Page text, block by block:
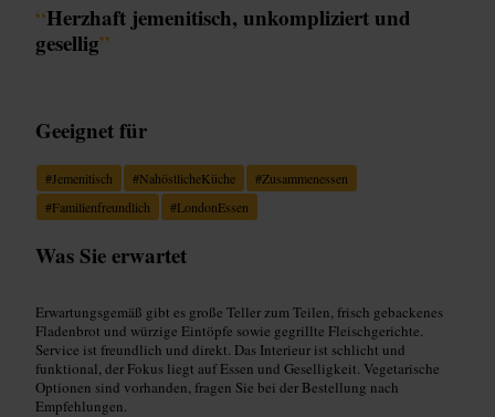
“Herzhaft jemenitisch, unkompliziert und
gesellig”
Geeignet für
#Jemenitisch #NahöstlicheKüche #Zusammenessen
#Familienfreundlich #LondonEssen
Was Sie erwartet
Erwartungsgemäß gibt es große Teller zum Teilen, frisch gebackenes
Fladenbrot und würzige Eintöpfe sowie gegrillte Fleischgerichte.
Service ist freundlich und direkt. Das Interieur ist schlicht und
funktional, der Fokus liegt auf Essen und Geselligkeit. Vegetarische
Optionen sind vorhanden, fragen Sie bei der Bestellung nach
Empfehlungen.